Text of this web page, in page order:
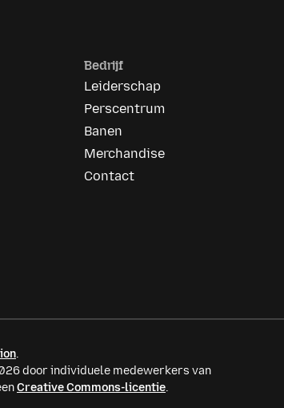
Bedrijf
Leiderschap
Perscentrum
Banen
Merchandise
Contact
.
door individuele medewerkers van
Creative Commons-licentie.